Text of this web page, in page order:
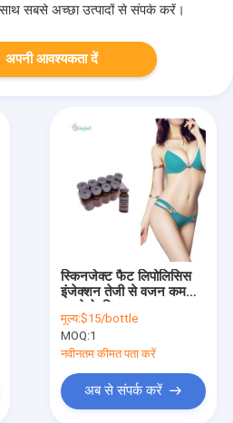
सबसे अच्छा उत्पादों से संपर्क करें।
अपनी आवश्यकता दें
स्किनजेक्ट फैट लिपोलिसिस
इंजेक्शन तेजी से वजन कम
मूल्य:$15/bottle
MOQ:1
नवीनतम कीमत पता करें
अब से संपर्क करें